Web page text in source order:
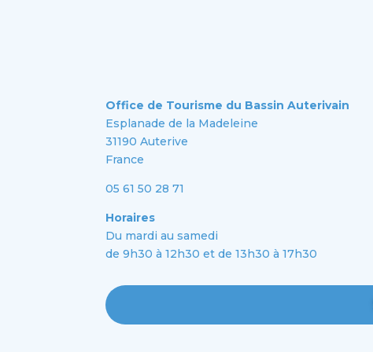
Office de Tourisme du Bassin Auterivain
Esplanade de la Madeleine
31190 Auterive
France
05 61 50 28 71
Horaires
Du mardi au samedi
de 9h30 à 12h30 et de 13h30 à 17h30